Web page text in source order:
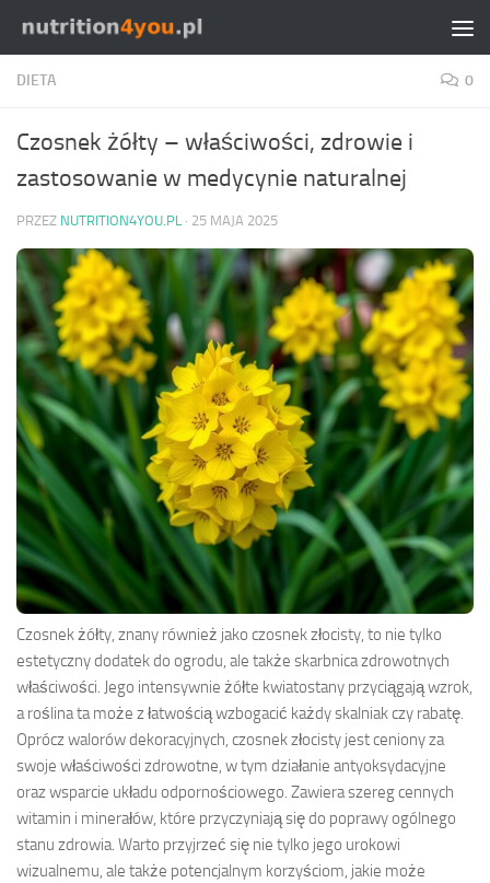
Przejdź do treści
DIETA 0
Czosnek żółty – właściwości, zdrowie i
zastosowanie w medycynie naturalnej
PRZEZ NUTRITION4YOU.PL · 25 MAJA 2025
Czosnek żółty, znany również jako czosnek złocisty, to nie tylko
estetyczny dodatek do ogrodu, ale także skarbnica zdrowotnych
właściwości. Jego intensywnie żółte kwiatostany przyciągają wzrok,
a roślina ta może z łatwością wzbogacić każdy skalniak czy rabatę.
Oprócz walorów dekoracyjnych, czosnek złocisty jest ceniony za
swoje właściwości zdrowotne, w tym działanie antyoksydacyjne
oraz wsparcie układu odpornościowego. Zawiera szereg cennych
witamin i minerałów, które przyczyniają się do poprawy ogólnego
stanu zdrowia. Warto przyjrzeć się nie tylko jego urokowi
wizualnemu, ale także potencjalnym korzyściom, jakie może